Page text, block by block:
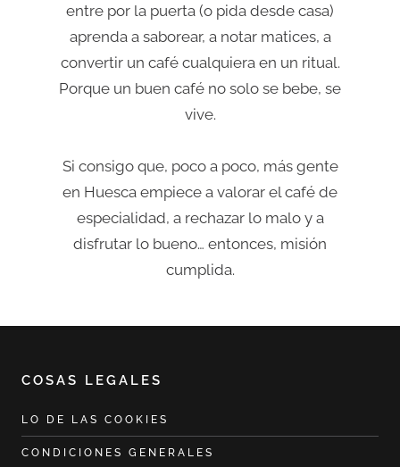
entre por la puerta (o pida desde casa)
aprenda a saborear, a notar matices, a
convertir un café cualquiera en un ritual.
Porque un buen café no solo se bebe, se
vive.
Si consigo que, poco a poco, más gente
en Huesca empiece a valorar el café de
especialidad, a rechazar lo malo y a
disfrutar lo bueno… entonces, misión
cumplida.
COSAS LEGALES
LO DE LAS COOKIES
CONDICIONES GENERALES